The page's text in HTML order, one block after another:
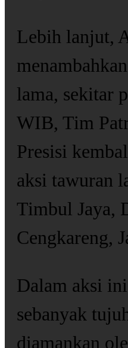
Lebih lanjut,
lama, sekitar
WIB, Tim
Presisi
aksi tawuran
Timbul Jaya,
Cengkareng,
Dalam aksi
sebanyak
diamankan